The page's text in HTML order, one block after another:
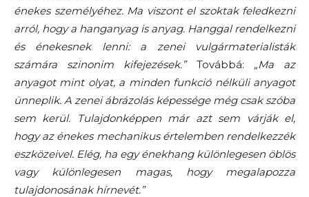
énekes személyéhez. Ma viszont el szoktak feledkezni
arról, hogy a hanganyag is anyag. Hanggal rendelkezni
és énekesnek lenni: a zenei
vulgármaterialisták
számára szinonim kifejezések.”
Továbbá: „Ma az
anyagot mint olyat, a minden funkció nélküli anyagot
ünneplik. A zenei ábrázolás képessége még csak szóba
sem kerül. Tulajdonképpen már azt sem várják el,
hogy az énekes mechanikus értelemben rendelkezzék
eszközeivel. Elég, ha egy énekhang különlegesen öblös
vagy különlegesen magas, hogy megalapozza
tulajdonosának hírnevét.”